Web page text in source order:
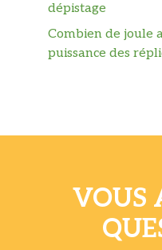
dépistage
Combien de joule
puissance des
VOUS